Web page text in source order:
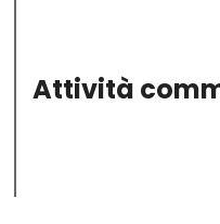
Attività